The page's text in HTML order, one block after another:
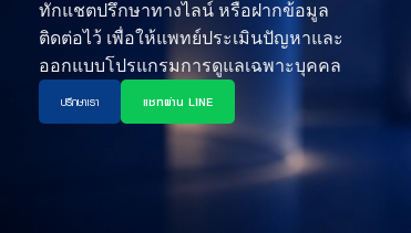
ทักแชตปรึกษาทางไลน์ หรือฝากข้อมูล
ติดต่อไว้ เพื่อให้แพทย์ประเมินปัญหาและ
ออกแบบโปรแกรมการดูแลเฉพาะบุคคล
ปรึกษาเรา
แชทผ่าน LINE